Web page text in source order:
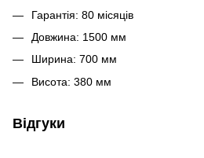
Гарантія: 80 місяців
Довжина: 1500 мм
Ширина: 700 мм
Висота: 380 мм
Відгуки